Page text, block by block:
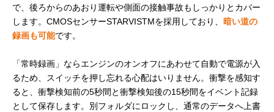
で、後ろからのあおり運転や側面の接触事故もしっかりとカバー
します。CMOSセンサーSTARVISTMを採用しており、 暗い道の
録画も可能です。
「常時録画」ならエンジンのオンオフにあわせて自動で電源が入
るため、スイッチを押し忘れる心配はいりません。衝撃を感知す
ると、衝撃検知前の5秒間と衝撃検知後の15秒間をイベント記録
として保存します。別フォルダにロックし、通常のデータへ上書